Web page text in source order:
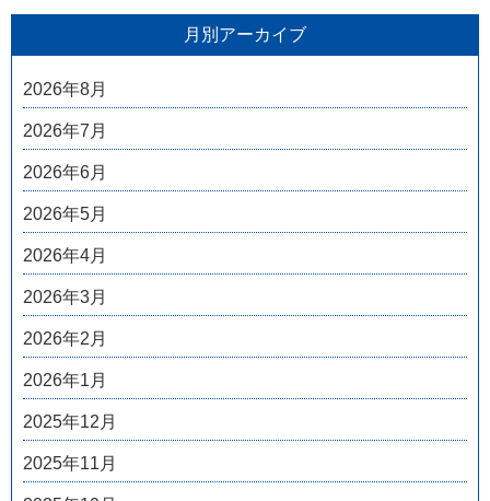
月別アーカイブ
2026年8月
2026年7月
2026年6月
2026年5月
2026年4月
2026年3月
2026年2月
2026年1月
2025年12月
2025年11月